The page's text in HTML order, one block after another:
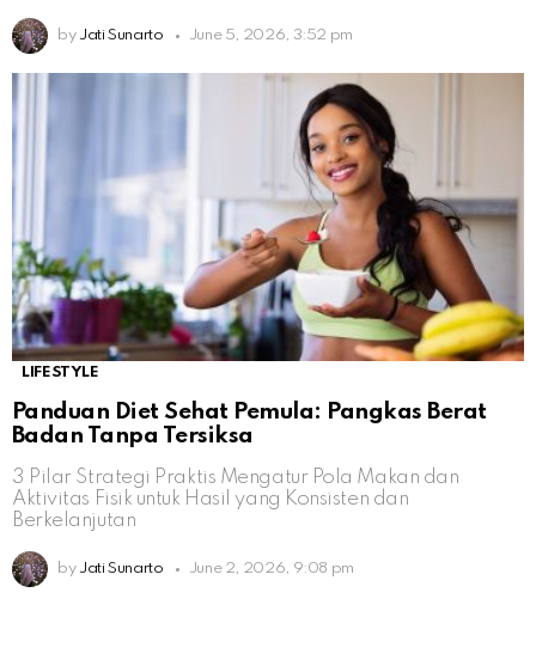
by Jati Sunarto June 5, 2026, 3:52 pm
LIFESTYLE
Panduan Diet Sehat Pemula: Pangkas Berat
Badan Tanpa Tersiksa
3 Pilar Strategi Praktis Mengatur Pola Makan dan
Aktivitas Fisik untuk Hasil yang Konsisten dan
Berkelanjutan
by Jati Sunarto June 2, 2026, 9:08 pm